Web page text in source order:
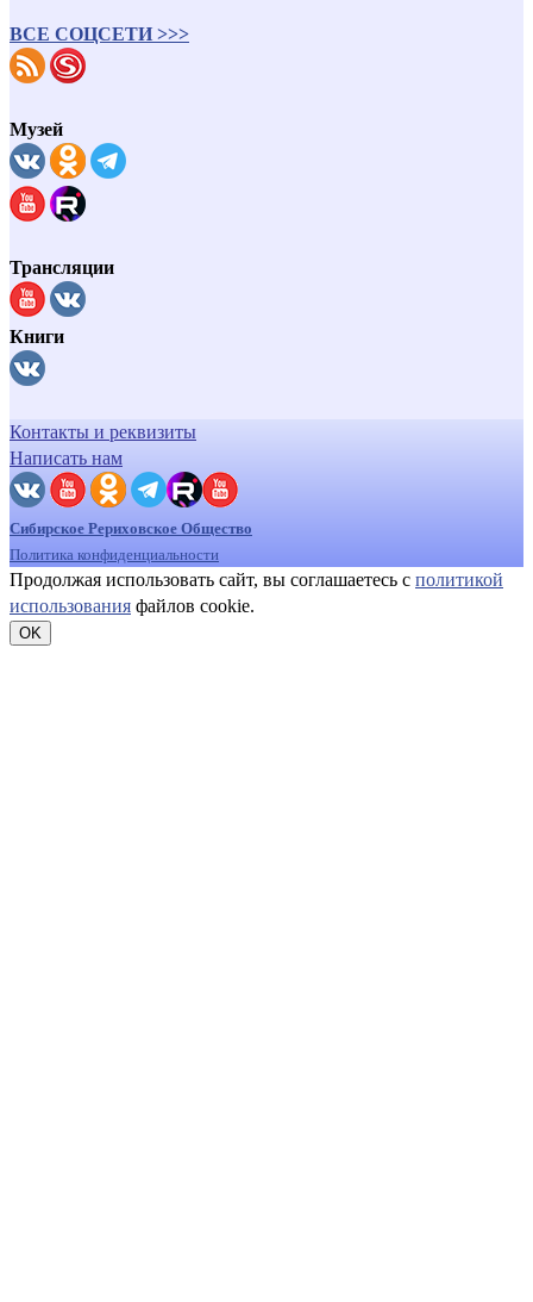
ВСЕ СОЦСЕТИ >>>
Музей
Трансляции
Книги
Контакты и реквизиты
Написать нам
Сибирское Рериховское Общество
Политика конфиденциальности
Продолжая использовать сайт, вы соглашаетесь с политикой
использования файлов cookie.
OK